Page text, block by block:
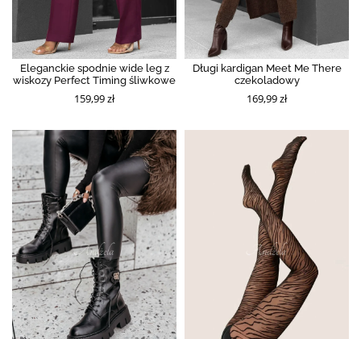
Eleganckie spodnie wide leg z
wiskozy Perfect Timing śliwkowe
159,99 zł
Długi kardigan Meet Me There
czekoladowy
169,99 zł